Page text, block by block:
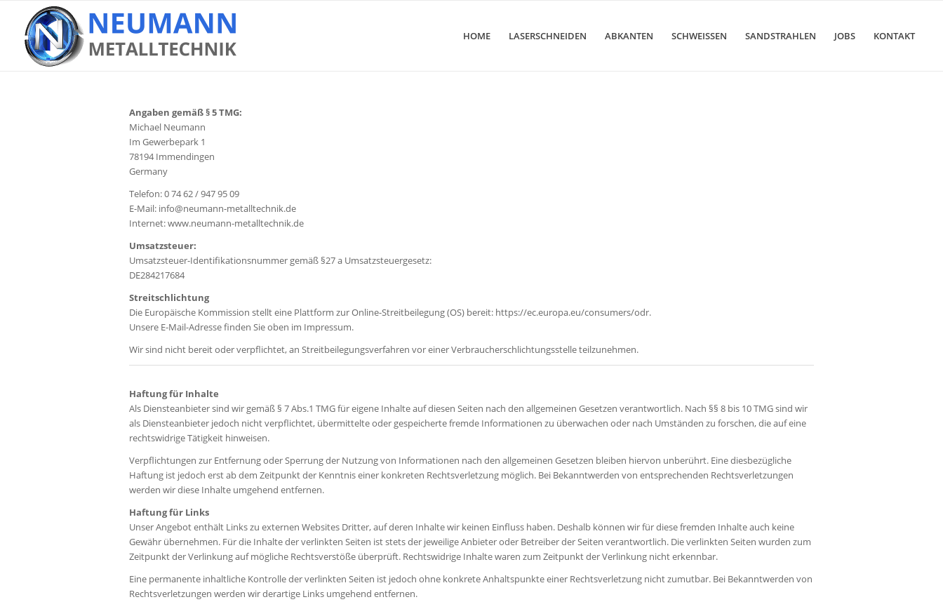
HOME LASERSCHNEIDEN ABKANTEN SCHWEISSEN SANDSTRAHLEN JOBS KONTAKT
Angaben gemäß § 5 TMG:
Michael Neumann
Im Gewerbepark 1
78194 Immendingen
Germany
Telefon: 0 74 62 / 947 95 09
E-Mail: info@neumann-metalltechnik.de
Internet: www.neumann-metalltechnik.de
Umsatzsteuer:
Umsatzsteuer-Identifikationsnummer gemäß §27 a Umsatzsteuergesetz:
DE284217684
Streitschlichtung
Die Europäische Kommission stellt eine Plattform zur Online-Streitbeilegung (OS) bereit: https://ec.europa.eu/consumers/odr.
Unsere E-Mail-Adresse finden Sie oben im Impressum.
Wir sind nicht bereit oder verpflichtet, an Streitbeilegungsverfahren vor einer Verbraucherschlichtungsstelle teilzunehmen.
Haftung für Inhalte
Als Diensteanbieter sind wir gemäß § 7 Abs.1 TMG für eigene Inhalte auf diesen Seiten nach den allgemeinen Gesetzen verantwortlich. Nach §§ 8 bis 10 TMG sind wir
als Diensteanbieter jedoch nicht verpflichtet, übermittelte oder gespeicherte fremde Informationen zu überwachen oder nach Umständen zu forschen, die auf eine
rechtswidrige Tätigkeit hinweisen.
Verpflichtungen zur Entfernung oder Sperrung der Nutzung von Informationen nach den allgemeinen Gesetzen bleiben hiervon unberührt. Eine diesbezügliche
Haftung ist jedoch erst ab dem Zeitpunkt der Kenntnis einer konkreten Rechtsverletzung möglich. Bei Bekanntwerden von entsprechenden Rechtsverletzungen
werden wir diese Inhalte umgehend entfernen.
Haftung für Links
Unser Angebot enthält Links zu externen Websites Dritter, auf deren Inhalte wir keinen Einfluss haben. Deshalb können wir für diese fremden Inhalte auch keine
Gewähr übernehmen. Für die Inhalte der verlinkten Seiten ist stets der jeweilige Anbieter oder Betreiber der Seiten verantwortlich. Die verlinkten Seiten wurden zum
Zeitpunkt der Verlinkung auf mögliche Rechtsverstöße überprüft. Rechtswidrige Inhalte waren zum Zeitpunkt der Verlinkung nicht erkennbar.
Eine permanente inhaltliche Kontrolle der verlinkten Seiten ist jedoch ohne konkrete Anhaltspunkte einer Rechtsverletzung nicht zumutbar. Bei Bekanntwerden von
Rechtsverletzungen werden wir derartige Links umgehend entfernen.